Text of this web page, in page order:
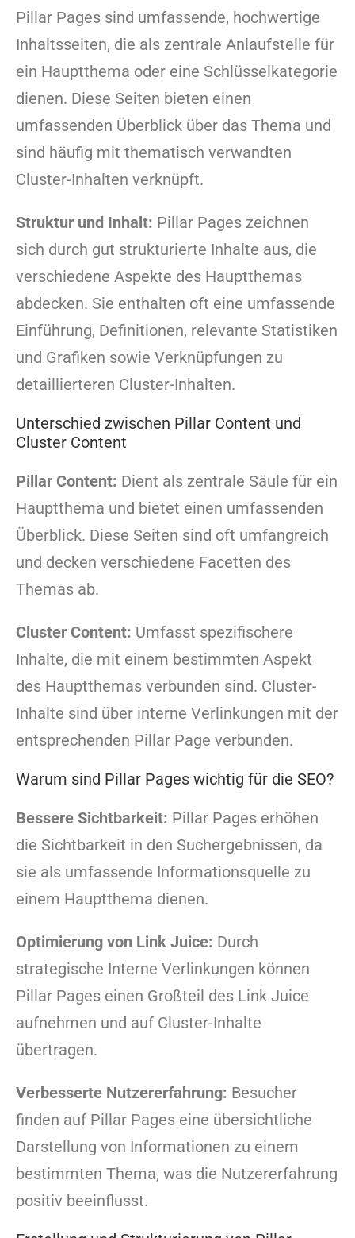
Pillar Pages sind umfassende, hochwertige
Inhaltsseiten, die als zentrale Anlaufstelle für
ein Hauptthema oder eine Schlüsselkategorie
dienen. Diese Seiten bieten einen
umfassenden Überblick über das Thema und
sind häufig mit thematisch verwandten
Cluster-Inhalten verknüpft.
Struktur und Inhalt: Pillar Pages zeichnen
sich durch gut strukturierte Inhalte aus, die
verschiedene Aspekte des Hauptthemas
abdecken. Sie enthalten oft eine umfassende
Einführung, Definitionen, relevante Statistiken
und Grafiken sowie Verknüpfungen zu
detaillierteren Cluster-Inhalten.
Unterschied zwischen Pillar Content und
Cluster Content
Pillar Content: Dient als zentrale Säule für ein
Hauptthema und bietet einen umfassenden
Überblick. Diese Seiten sind oft umfangreich
und decken verschiedene Facetten des
Themas ab.
Cluster Content: Umfasst spezifischere
Inhalte, die mit einem bestimmten Aspekt
des Hauptthemas verbunden sind. Cluster-
Inhalte sind über interne Verlinkungen mit der
entsprechenden Pillar Page verbunden.
Warum sind Pillar Pages wichtig für die SEO?
Bessere Sichtbarkeit: Pillar Pages erhöhen
die Sichtbarkeit in den Suchergebnissen, da
sie als umfassende Informationsquelle zu
einem Hauptthema dienen.
Optimierung von Link Juice: Durch
strategische Interne Verlinkungen können
Pillar Pages einen Großteil des Link Juice
aufnehmen und auf Cluster-Inhalte
übertragen.
Verbesserte Nutzererfahrung: Besucher
finden auf Pillar Pages eine übersichtliche
Darstellung von Informationen zu einem
bestimmten Thema, was die Nutzererfahrung
positiv beeinflusst.